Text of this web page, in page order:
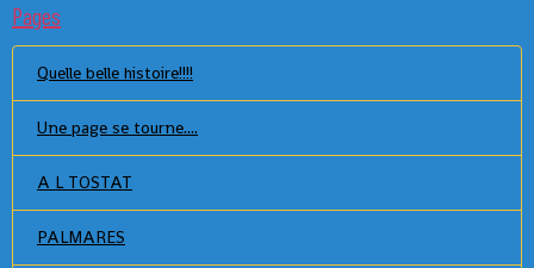
Pages
Quelle belle histoire!!!!
Une page se tourne....
A L TOSTAT
PALMARES